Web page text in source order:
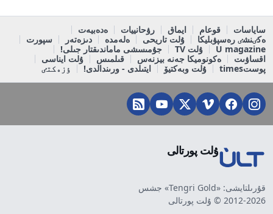
ساياسات قوعام ايماق رۋحانييات
ەدەبيەت
ەكٸنشٸ رەسپۋبليكا
ۇلت تاريحى ەلەمدە دىزەتەر
سپورت
U magazine
ۇلت TV
جۇمىسشى ماماندىقتار جىلى!
اقساۋىت
ەكونوميكا جەنە بيزنەس قىلمىس
ۇلت ايناسى
پوستtimes
ۇلت وبەكتيۆ ايتىلدى - ورىندالدى! ٶزەكتٸ
ۇلت پورتالى
قۇرىلتايشى: «Tengri Gold» جشس
2012-2026 © ۇلت پورتالى